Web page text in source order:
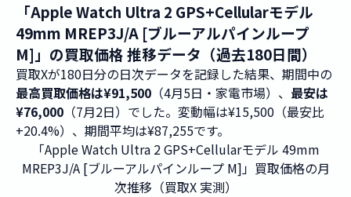
「Apple Watch Ultra 2 GPS+Cellularモデル
49mm MREP3J/A [ブルーアルパインループ
M]」の買取価格 推移データ（過去180日間）
買取Xが180日分の日次データを記録した結果、期間中の
最高買取価格は¥91,500 （4月5日・家電市場）、 最安は
¥76,000 （7月2日）でした。変動幅は¥15,500（最安比
+20.4%）、期間平均は¥87,255です。
「Apple Watch Ultra 2 GPS+Cellularモデル 49mm
MREP3J/A [ブルーアルパインループ M]」買取価格の月
次推移（買取X 実測）